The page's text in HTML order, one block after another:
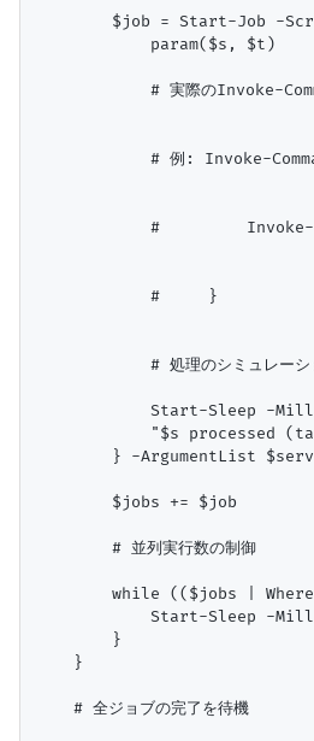
$job = Start-Job -
            param($s, $t)
# 実際のInvoke-
# 例: Invoke-
#
            #     }
# 処理のシミュレーシ
Start-Sleep -
"$s processed
} -ArgumentList
        $jobs += $job
        # 並列実行数の制御
while (($jobs |
Start-Sleep -
        }
    }
    # 全ジョブの完了を待機